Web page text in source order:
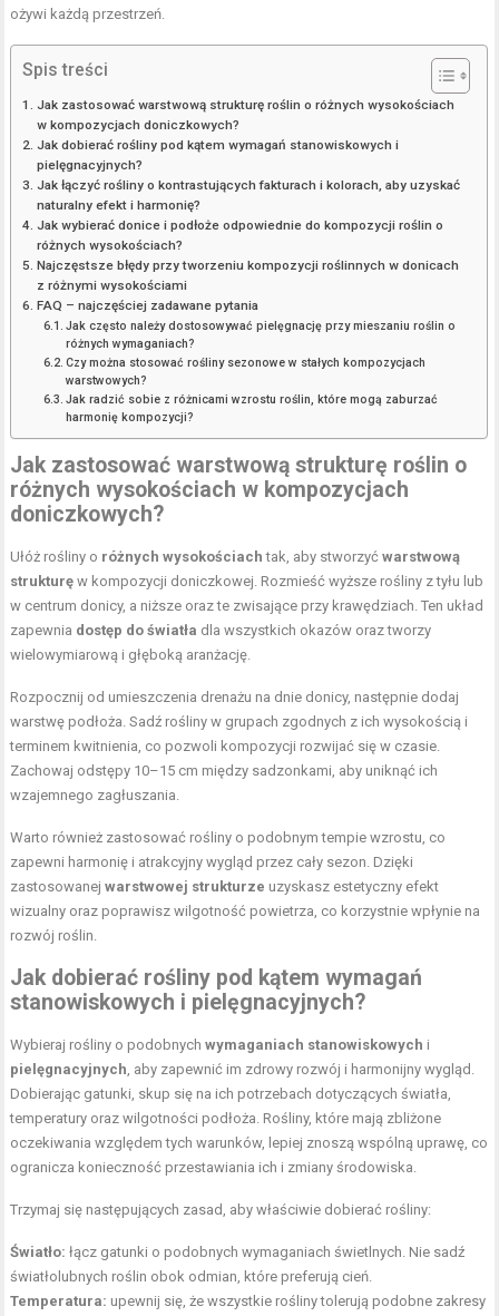
ożywi każdą przestrzeń.
Spis treści
Jak zastosować warstwową strukturę roślin o różnych wysokościach
w kompozycjach doniczkowych?
Jak dobierać rośliny pod kątem wymagań stanowiskowych i
pielęgnacyjnych?
Jak łączyć rośliny o kontrastujących fakturach i kolorach, aby uzyskać
naturalny efekt i harmonię?
Jak wybierać donice i podłoże odpowiednie do kompozycji roślin o
różnych wysokościach?
Najczęstsze błędy przy tworzeniu kompozycji roślinnych w donicach
z różnymi wysokościami
FAQ – najczęściej zadawane pytania
Jak często należy dostosowywać pielęgnację przy mieszaniu roślin o
różnych wymaganiach?
Czy można stosować rośliny sezonowe w stałych kompozycjach
warstwowych?
Jak radzić sobie z różnicami wzrostu roślin, które mogą zaburzać
harmonię kompozycji?
Jak zastosować warstwową strukturę roślin o
różnych wysokościach w kompozycjach
doniczkowych?
Ułóż rośliny o różnych wysokościach tak, aby stworzyćwarstwową
strukturę w kompozycji doniczkowej. Rozmieść wyższe rośliny z tyłu lub
w centrum donicy, a niższe oraz te zwisające przy krawędziach. Ten układ
zapewnia dostęp do światła dla wszystkich okazów oraz tworzy
wielowymiarową i głęboką aranżację.
Rozpocznij od umieszczenia drenażu na dnie donicy, następnie dodaj
warstwę podłoża. Sadź rośliny w grupach zgodnych z ich wysokością i
terminem kwitnienia, co pozwoli kompozycji rozwijać się w czasie.
Zachowaj odstępy 10–15 cm między sadzonkami, aby uniknąć ich
wzajemnego zagłuszania.
Warto również zastosować rośliny o podobnym tempie wzrostu, co
zapewni harmonię i atrakcyjny wygląd przez cały sezon. Dzięki
zastosowanejwarstwowej strukturze uzyskasz estetyczny efekt
wizualny oraz poprawisz wilgotność powietrza, co korzystnie wpłynie na
rozwój roślin.
Jak dobierać rośliny pod kątem wymagań
stanowiskowych i pielęgnacyjnych?
Wybieraj rośliny o podobnychwymaganiach stanowiskowych i
pielęgnacyjnych, aby zapewnić im zdrowy rozwój i harmonijny wygląd.
Dobierając gatunki, skup się na ich potrzebach dotyczących światła,
temperatury oraz wilgotności podłoża. Rośliny, które mają zbliżone
oczekiwania względem tych warunków, lepiej znoszą wspólną uprawę, co
ogranicza konieczność przestawiania ich i zmiany środowiska.
Trzymaj się następujących zasad, aby właściwie dobierać rośliny:
Światło: łącz gatunki o podobnych wymaganiach świetlnych. Nie sadź
światłolubnych roślin obok odmian, które preferują cień.
Temperatura: upewnij się, że wszystkie rośliny tolerują podobne zakresy